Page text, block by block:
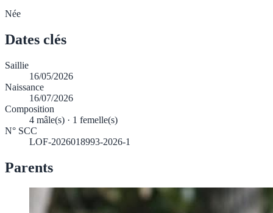
Née
Dates clés
Saillie
16/05/2026
Naissance
16/07/2026
Composition
4 mâle(s) · 1 femelle(s)
N° SCC
LOF-2026018993-2026-1
Parents